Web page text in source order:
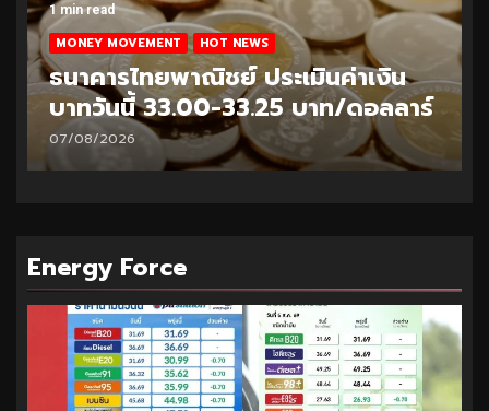
1 min read
MONEY MOVEMENT HOT NEWS
ธนาคารไทยพาณิชย์ ประเมินค่าเงิน
บาทวันนี้ 32.95-33.20 บาท/ดอลลาร์
06/08/2026
Energy Force